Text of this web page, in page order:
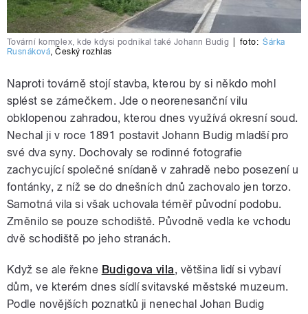
Tovární komplex, kde kdysi podnikal také Johann Budig foto: Šárka
Rusnáková,Český rozhlas
Naproti továrně stojí stavba, kterou by si někdo mohl
splést se zámečkem. Jde o neorenesanční vilu
obklopenou zahradou, kterou dnes využívá okresní soud.
Nechal ji v roce 1891 postavit Johann Budig mladší pro
své dva syny. Dochovaly se rodinné fotografie
zachycující společné snídaně v zahradě nebo posezení u
fontánky, z níž se do dnešních dnů zachovalo jen torzo.
Samotná vila si však uchovala téměř původní podobu.
Změnilo se pouze schodiště. Původně vedla ke vchodu
dvě schodiště po jeho stranách.
Když se ale řekne Budigova vila, většina lidí si vybaví
dům, ve kterém dnes sídlí svitavské městské muzeum.
Podle novějších poznatků ji nenechal Johan Budig